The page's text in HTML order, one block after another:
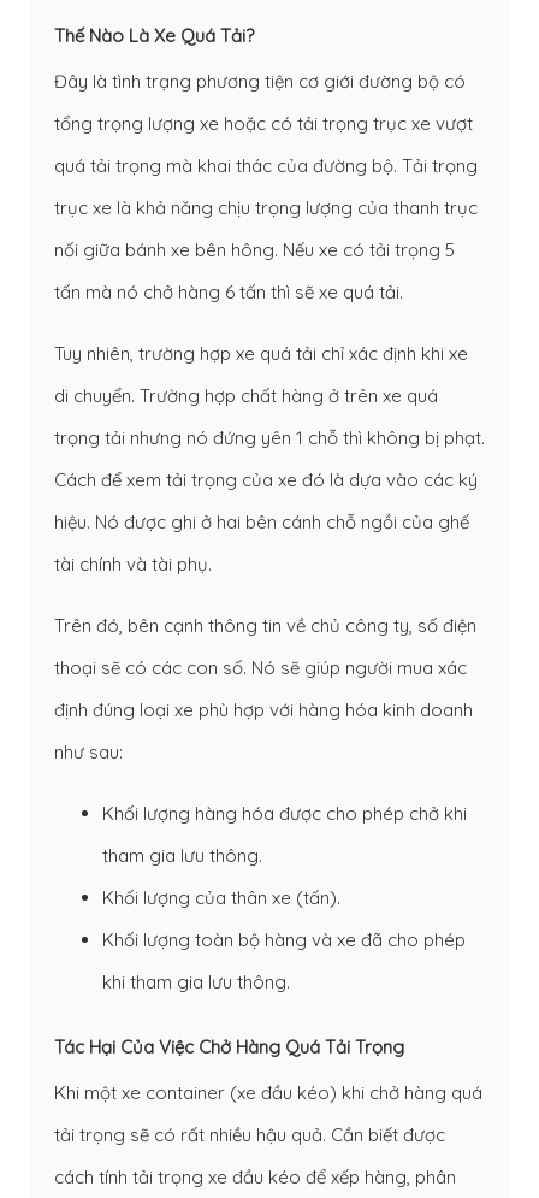
Thế Nào Là Xe Quá Tải?
Đây là tình trạng phương tiện cơ giới đường bộ có
tổng trọng lượng xe hoặc có tải trọng trục xe vượt
quá tải trọng mà khai thác của đường bộ. Tải trọng
trục xe là khả năng chịu trọng lượng của thanh trục
nối giữa bánh xe bên hông. Nếu xe có tải trọng 5
tấn mà nó chở hàng 6 tấn thì sẽ xe quá tải.
Tuy nhiên, trường hợp xe quá tải chỉ xác định khi xe
di chuyển. Trường hợp chất hàng ở trên xe quá
trọng tải nhưng nó đứng yên 1 chỗ thì không bị phạt.
Cách để xem tải trọng của xe đó là dựa vào các ký
hiệu. Nó được ghi ở hai bên cánh chỗ ngồi của ghế
tài chính và tài phụ.
Trên đó, bên cạnh thông tin về chủ công ty, số điện
thoại sẽ có các con số. Nó sẽ giúp người mua xác
định đúng loại xe phù hợp với hàng hóa kinh doanh
như sau:
Khối lượng hàng hóa được cho phép chở khi
tham gia lưu thông.
Khối lượng của thân xe (tấn).
Khối lượng toàn bộ hàng và xe đã cho phép
khi tham gia lưu thông.
Tác Hại Của Việc Chở Hàng Quá Tải Trọng
Khi một xe container (xe đầu kéo) khi chở hàng quá
tải trọng sẽ có rất nhiều hậu quả. Cần biết được
cách tính tải trọng xe đầu kéo để xếp hàng, phân